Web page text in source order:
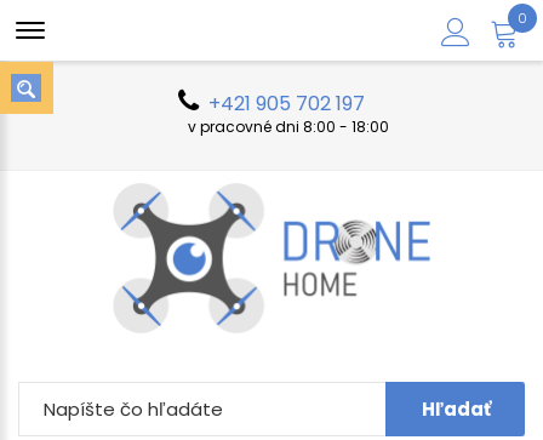
+421 905 702 197
v pracovné dni 8:00 - 18:00
0
Hľadať